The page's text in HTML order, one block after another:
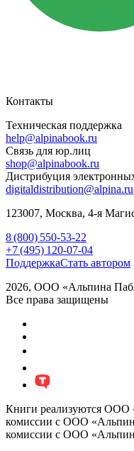
Контакты
Техническая поддержка
help@alpinabook.ru
Связь для юр.лиц
shop@alpinabook.ru
Дистрибуция
digitaldistribution@alpina.ru
123007, Москва, 4-я
8 (800) 550-53-22
+7 (495) 120-07-04
ПоддержкаСтать автором
2026, ООО «Альпина
Все права защищены
Книги реализуются ООО
комиссии с ООО
комиссии с ООО